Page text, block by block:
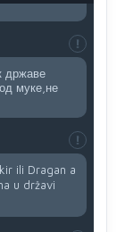
државе
муке,не
ili Dragan a
u državi